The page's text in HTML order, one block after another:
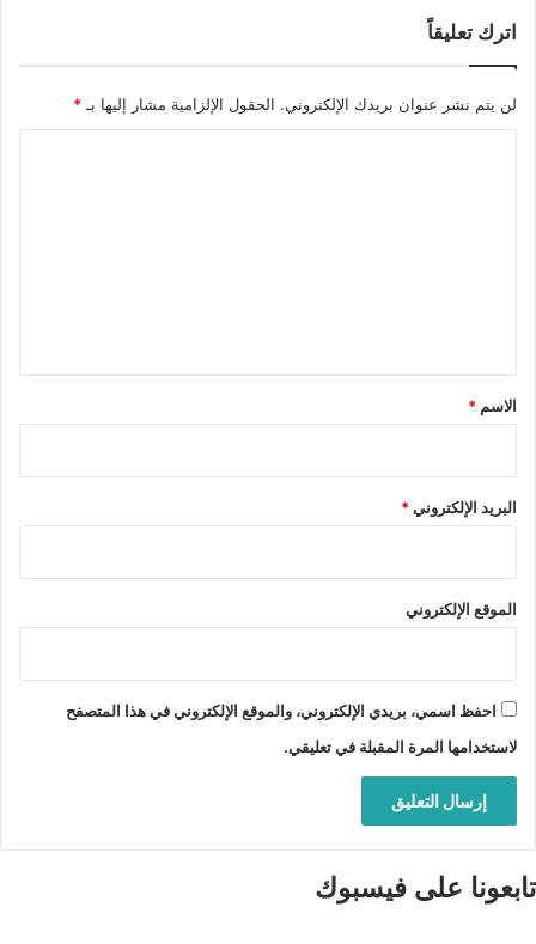
اترك تعليقاً
لن يتم نشر عنوان بريدك الإلكتروني. الحقول الإلزامية مشار إليها بـ *
*
الاسم *
البريد الإلكتروني*
الموقع الإلكتروني
احفظ اسمي، بريدي الإلكتروني، والموقع الإلكتروني في هذا المتصفح
لاستخدامها المرة المقبلة في تعليقي.
تابعونا على فيسبوك